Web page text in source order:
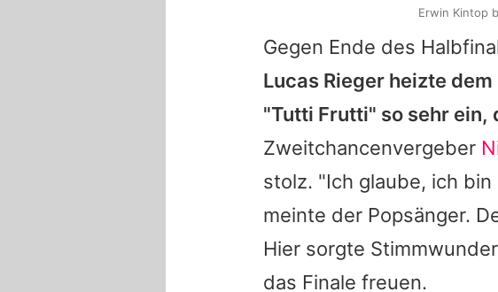
Gegen Ende des
Lucas Rieger heizte
"Tutti Frutti" so sehr ein,
Zweitchancenvergeber
stolz. "Ich glaube, ich
meinte der Popsänger.
Hier sorgte
das Finale freuen.
Erwin Kintop